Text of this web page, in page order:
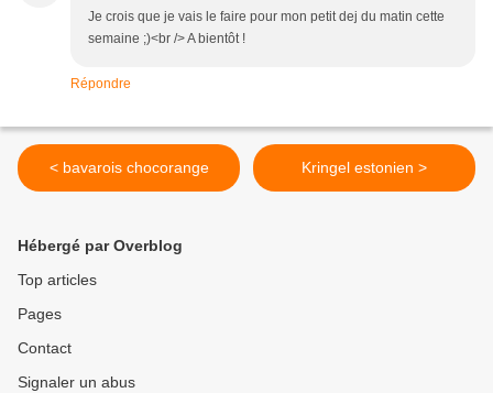
Je crois que je vais le faire pour mon petit dej du matin cette
semaine ;)<br /> A bientôt !
Répondre
< bavarois chocorange Kringel estonien >
Hébergé par Overblog
Top articles
Pages
Contact
Signaler un abus